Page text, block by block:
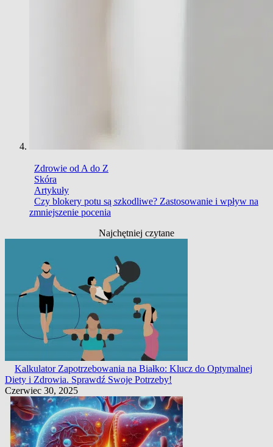
Zdrowie od A do Z
Skóra
Artykuły
Czy blokery potu są szkodliwe? Zastosowanie i wpływ na
zmniejszenie pocenia
Najchętniej czytane
Kalkulator Zapotrzebowania na Białko: Klucz do Optymalnej
Diety i Zdrowia. Sprawdź Swoje Potrzeby!
Czerwiec 30, 2025